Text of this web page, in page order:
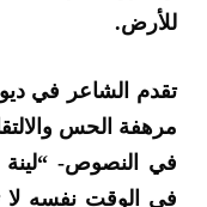
للأرض.
تقدم الشاعر في
مرهفة الحس
في النصوص- “لينة
في الوقت نفسه لا